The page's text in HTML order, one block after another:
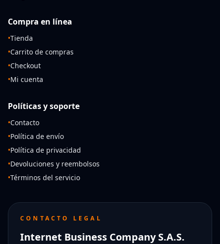
Compra en línea
•Tienda
•Carrito de compras
•Checkout
•Mi cuenta
Políticas y soporte
•Contacto
•Política de envío
•Política de privacidad
•Devoluciones y reembolsos
•Términos del servicio
CONTACTO LEGAL
Internet Business Company S.A.S.